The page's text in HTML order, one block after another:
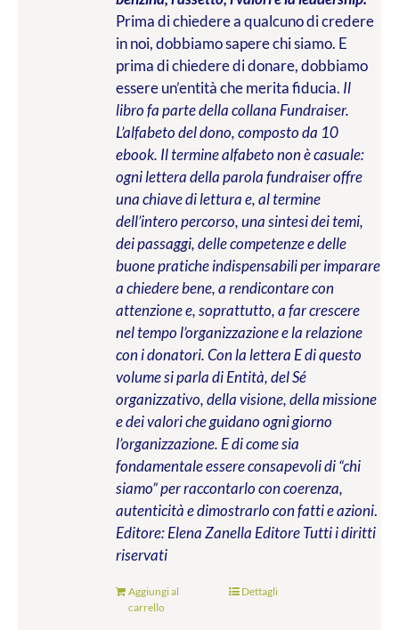
Prima di chiedere a qualcuno di credere
in noi, dobbiamo sapere chi siamo. E
prima di chiedere di donare, dobbiamo
essere un’entità che merita fiducia. Il
libro fa parte della collana Fundraiser.
L’alfabeto del dono, composto da 10
ebook. Il termine alfabeto non è casuale:
ogni lettera della parola fundraiser offre
una chiave di lettura e, al termine
dell’intero percorso, una sintesi dei temi,
dei passaggi, delle competenze e delle
buone pratiche indispensabili per imparare
a chiedere bene, a rendicontare con
attenzione e, soprattutto, a far crescere
nel tempo l’organizzazione e la relazione
con i donatori. Con la lettera E di questo
volume si parla di Entità, del Sé
organizzativo, della visione, della missione
e dei valori che guidano ogni giorno
l’organizzazione. E di come sia
fondamentale essere consapevoli di “chi
siamo” per raccontarlo con coerenza,
autenticità e dimostrarlo con fatti e azioni.
Editore: Elena Zanella EditoreTutti i diritti
riservati
Aggiungi al
carrello
Dettagli